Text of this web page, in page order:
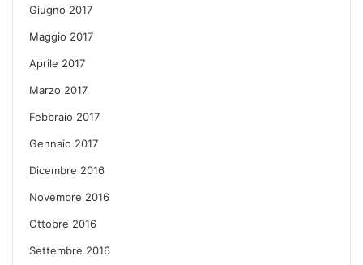
Giugno 2017
Maggio 2017
Aprile 2017
Marzo 2017
Febbraio 2017
Gennaio 2017
Dicembre 2016
Novembre 2016
Ottobre 2016
Settembre 2016